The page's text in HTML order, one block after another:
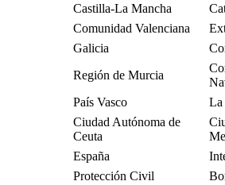
Castilla-La Mancha
Comunidad Valenciana
Galicia
Región de Murcia
País Vasco
La
Ciudad Autónoma de
Ceuta
España
Protección Civil